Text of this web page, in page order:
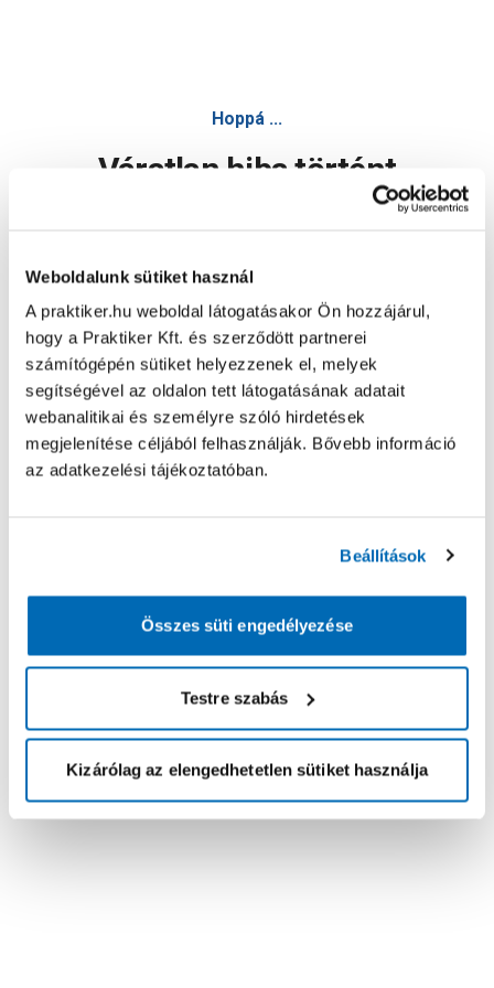
Weboldalunk sütiket használ
A praktiker.hu weboldal látogatásakor Ön hozzájárul,
hogy a Praktiker Kft. és szerződött partnerei
számítógépén sütiket helyezzenek el, melyek
segítségével az oldalon tett látogatásának adatait
webanalitikai és személyre szóló hirdetések
megjelenítése céljából felhasználják. Bővebb információ
az adatkezelési tájékoztatóban.
Beállítások
Összes süti engedélyezése
Testre szabás
Kizárólag az elengedhetetlen sütiket használja
Hoppá ...
Váratlan hiba történt
Oldal újratöltése